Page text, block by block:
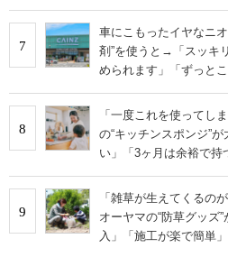
7
車にこもったイヤなニ
剤”を使うと→「スッキ
められます」「ずっと
8
「一度これを使ってし
の“キッチンスポンジ”
い」「3ヶ月は余裕で持
9
「雑草が生えてくるの
オーヤマの“防草グッ
入」「施工が楽で簡単」